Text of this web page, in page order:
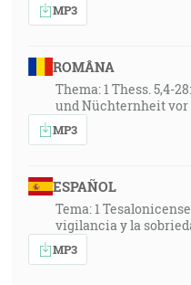
MP3
ROMÂNA
Thema: 1 Thess. 5,4-
und Nüchternheit vor
MP3
ESPAÑOL
Tema: 1
vigilancia y la
MP3